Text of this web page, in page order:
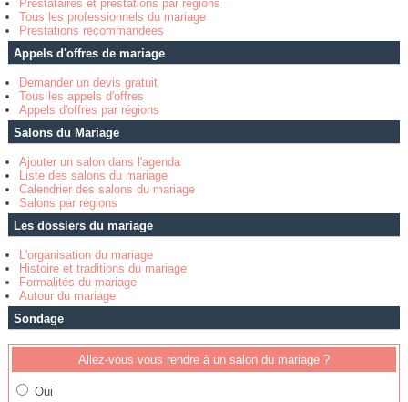
Prestataires et prestations par régions
Tous les professionnels du mariage
Prestations recommandées
Appels d'offres de mariage
Demander un devis gratuit
Tous les appels d'offres
Appels d'offres par régions
Salons du Mariage
Ajouter un salon dans l'agenda
Liste des salons du mariage
Calendrier des salons du mariage
Salons par régions
Les dossiers du mariage
L'organisation du mariage
Histoire et traditions du mariage
Formalités du mariage
Autour du mariage
Sondage
Allez-vous vous rendre à un salon du mariage ?
Oui